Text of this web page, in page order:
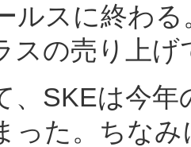
ルスに終わ
スの売り上げ
SKEは今年
った。ちな